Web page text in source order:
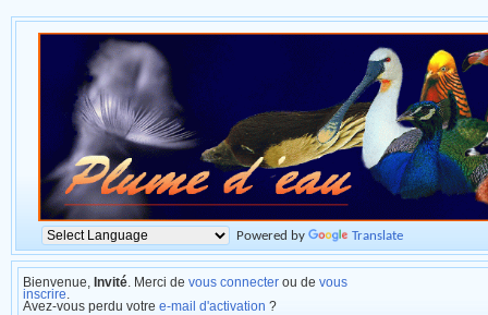
Powered by Translate
Bienvenue, Invité . Merci de vous connecter ou de vous
inscrire
Avez-vous perdu votre e-mail d'activation ?